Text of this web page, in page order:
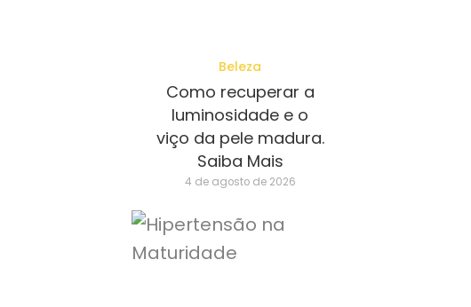
Beleza
Como recuperar a
luminosidade e o
viço da pele madura.
Saiba Mais
4 de agosto de 2026